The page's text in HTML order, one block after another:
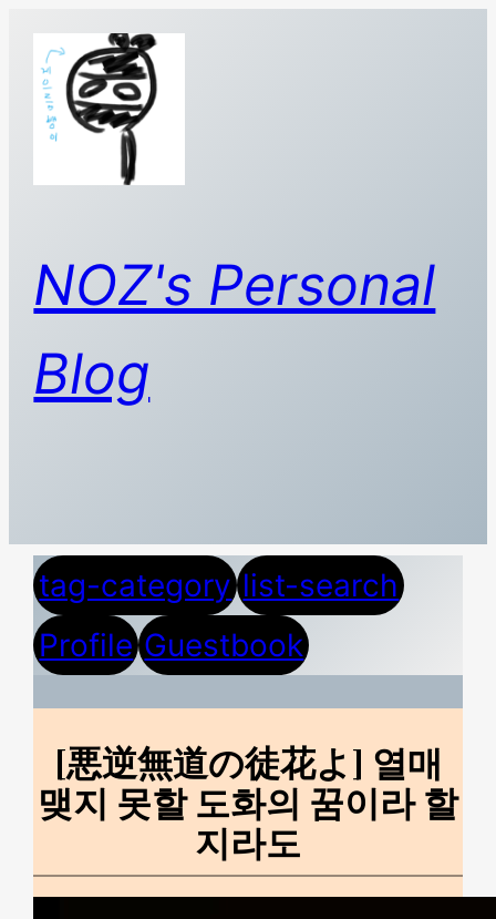
NOZ's Personal
Blog
tag-category list-search
Profile Guestbook
[悪逆無道の徒花よ] 열매
맺지 못할 도화의 꿈이라 할
지라도